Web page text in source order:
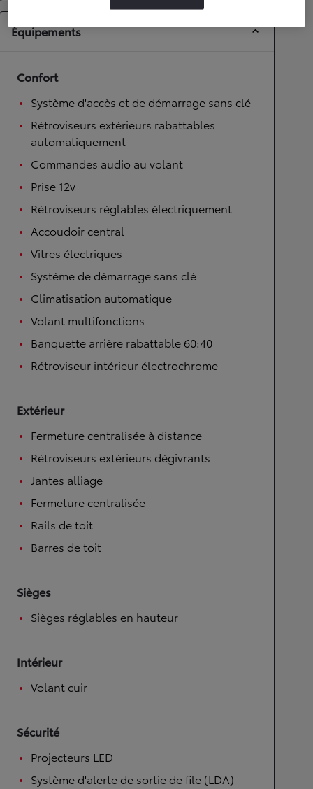
Équipements
Confort
Système d'accès et de démarrage sans clé
Rétroviseurs extérieurs rabattables
automatiquement
Commandes audio au volant
Prise 12v
Rétroviseurs réglables électriquement
Accoudoir central
Vitres électriques
Système de démarrage sans clé
Climatisation automatique
Volant multifonctions
Banquette arrière rabattable 60:40
Rétroviseur intérieur électrochrome
Extérieur
Fermeture centralisée à distance
Rétroviseurs extérieurs dégivrants
Jantes alliage
Fermeture centralisée
Rails de toit
Barres de toit
Sièges
Sièges réglables en hauteur
Intérieur
Volant cuir
Sécurité
Projecteurs LED
Système d'alerte de sortie de file (LDA)